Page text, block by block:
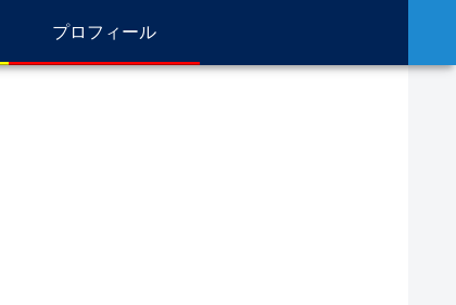
プロフィール